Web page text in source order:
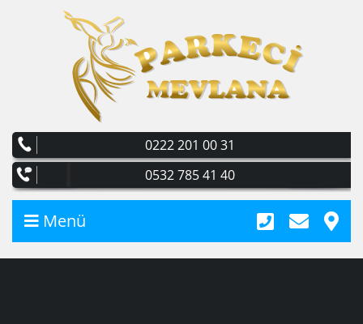
0222 201 00 31
0532 785 41 40
Menü